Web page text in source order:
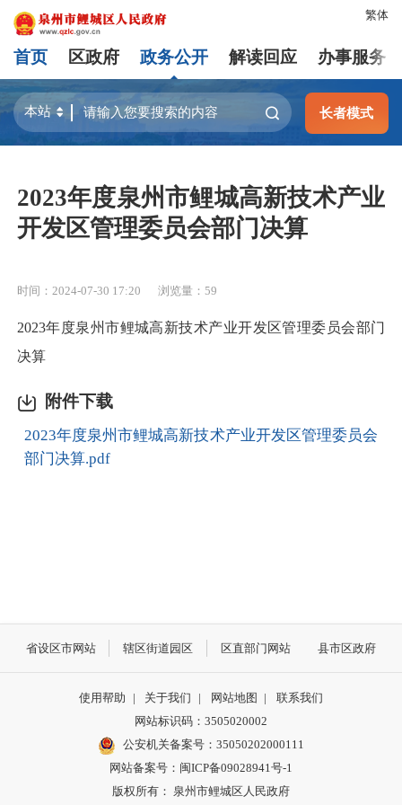
繁体
首页 区政府 政务公开 解读回应 办事服务
长者模式
2023年度泉州市鲤城高新技术产业
开发区管理委员会部门决算
时间：2024-07-30 17:20 浏览量： 59
2023年度泉州市鲤城高新技术产业开发区管理委员会部门
决算
附件下载
2023年度泉州市鲤城高新技术产业开发区管理委员会
部门决算.pdf
省设区市网站 辖区街道园区 区直部门网站 县市区政府
使用帮助 | 关于我们 | 网站地图 |
联系我们
网站标识码：3505020002
公安机关备案号：35050202000111
网站备案号：闽ICP备09028941号-1
版权所有： 泉州市鲤城区人民政府